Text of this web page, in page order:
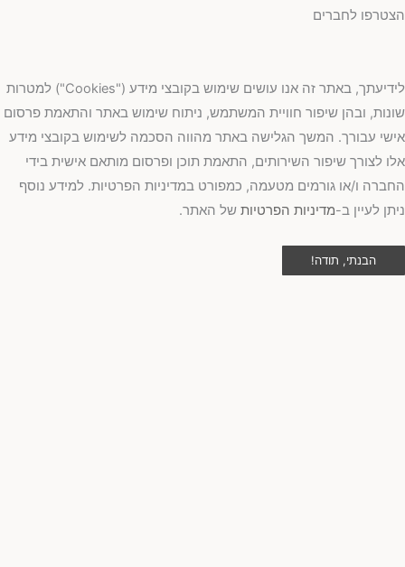
לחברים
לידיעתך, באתר זה אנו עושים שימוש בקובצי מידע ("Cookies") למטרות
ובהן שיפור חוויית המשתמש, ניתוח שימוש באתר והתאמת פרסום
עבורך. המשך הגלישה באתר מהווה הסכמה לשימוש בקובצי מידע
לצורך שיפור השירותים, התאמת תוכן ופרסום מותאם אישית בידי
ו/או גורמים מטעמה, כמפורט במדיניות הפרטיות. למידע נוסף
לעיין ב-מדיניות הפרטיותשל האתר.
הבנתי, תודה!